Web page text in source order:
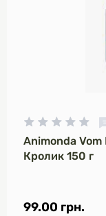
Animonda
Кролик 150 г
99.00 грн.